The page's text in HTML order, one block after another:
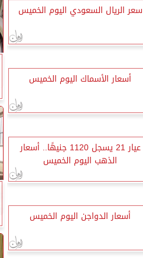
سعر الريال السعودي اليوم الخميس
أسعار الأسماك اليوم الخميس
عيار 21 يسجل 1120 جنيهًا.. أسعار
الذهب اليوم الخميس
أسعار الدواجن اليوم الخميس